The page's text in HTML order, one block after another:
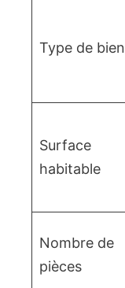
Type de bien
Surface
habitable
Nombre de
pièces